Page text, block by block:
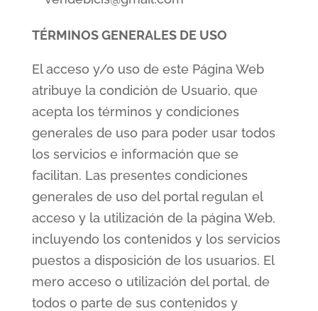
TÉRMINOS GENERALES DE USO
El acceso y/o uso de este Página Web
atribuye la condición de Usuario, que
acepta los términos y condiciones
generales de uso para poder usar todos
los servicios e información que se
facilitan. Las presentes condiciones
generales de uso del portal regulan el
acceso y la utilización de la página Web,
incluyendo los contenidos y los servicios
puestos a disposición de los usuarios. El
mero acceso o utilización del portal, de
todos o parte de sus contenidos y